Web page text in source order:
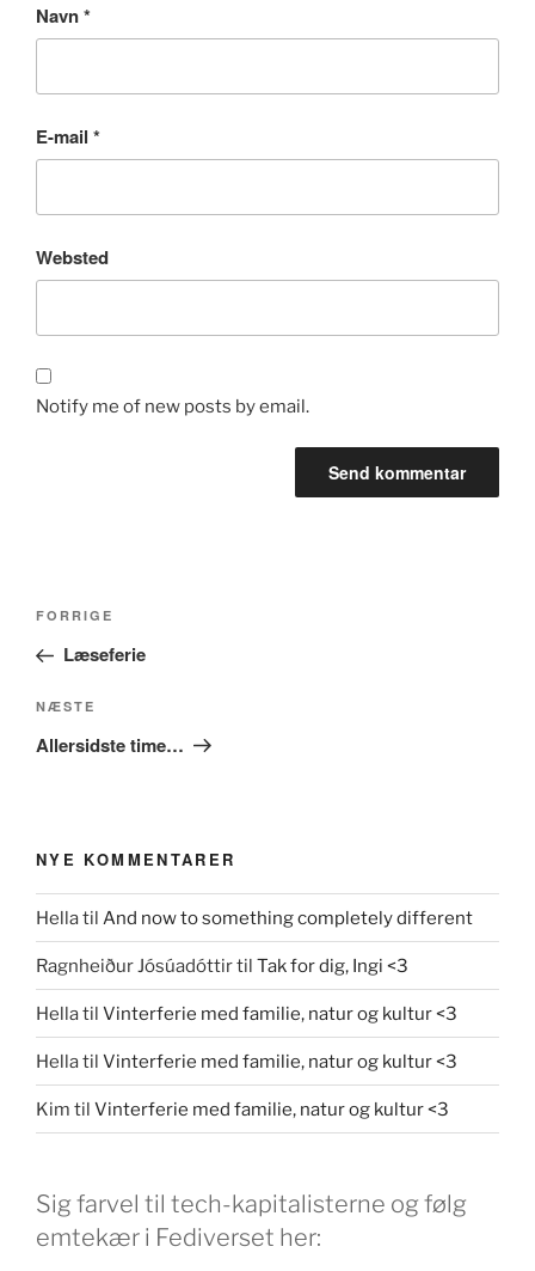
Navn*
E-mail *
Websted
Notify me of new posts by email.
Forrige
indlæg
FORRIGE
Læseferie
Næste
indlæg
NÆSTE
Allersidste time…
NYE KOMMENTARER
Hellatil And now to something completely different
Ragnheiður Jósúadóttirtil Tak for dig, Ingi <3
Hellatil Vinterferie med familie, natur og kultur <3
Hellatil Vinterferie med familie, natur og kultur <3
Kim til Vinterferie med familie, natur og kultur <3
Sig farvel til tech-kapitalisterne og følg
emtekær i Fediverset her: